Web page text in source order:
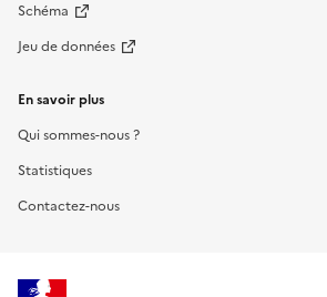
Schéma
Jeu de données
En savoir plus
Qui sommes-nous ?
Statistiques
Contactez-nous